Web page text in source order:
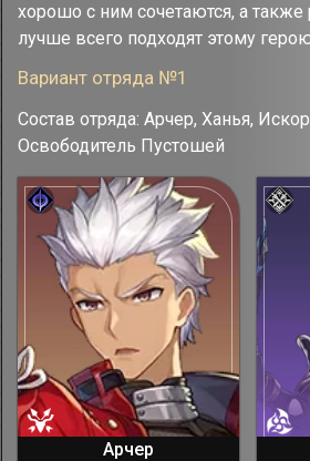
хорошо с ним сочетаются, а также
лучше всего подходят этому
Вариант отряда №1
Состав отряда: Арчер, Ханья,
Освободитель Пустошей
Арчер